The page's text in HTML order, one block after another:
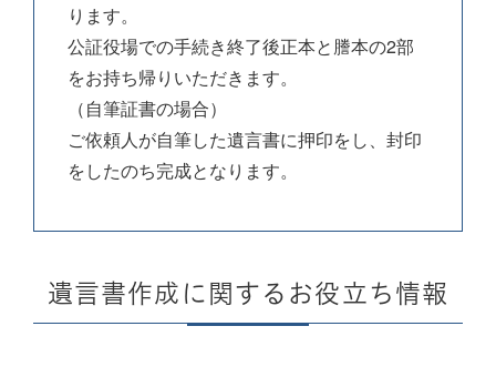
ります。
公証役場での手続き終了後正本と謄本の2部
をお持ち帰りいただきます。
（自筆証書の場合）
ご依頼人が自筆した遺言書に押印をし、封印
をしたのち完成となります。
遺言書作成に関するお役立ち情報